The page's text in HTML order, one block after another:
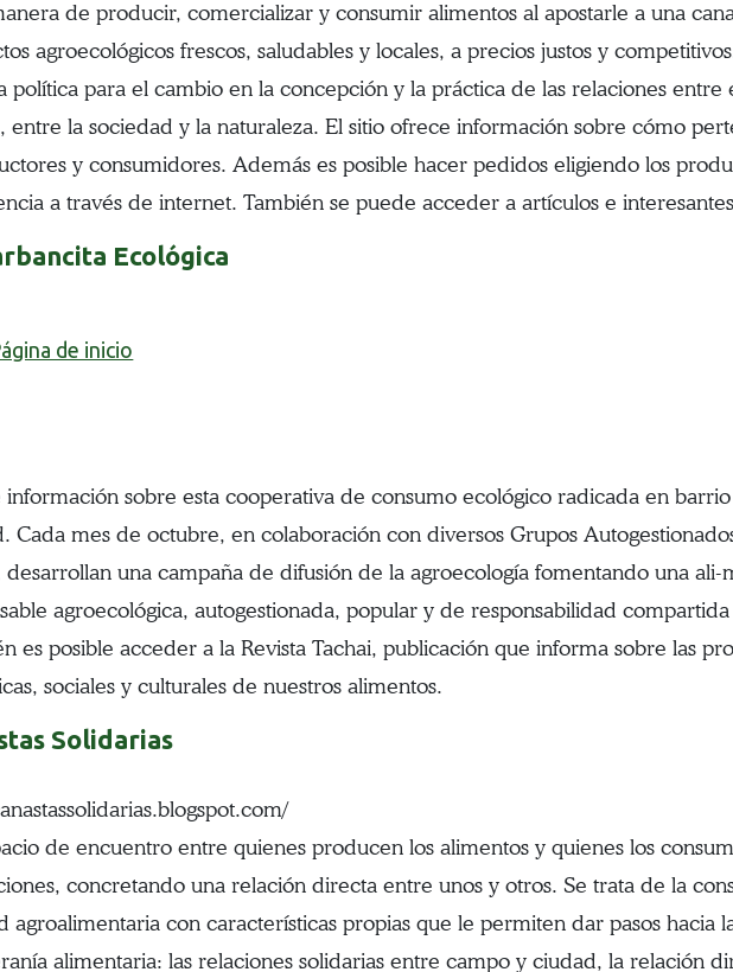
de producir, comercializar y consumir alimentos al apostarle a una
agroecológicos frescos, saludables y locales, a precios justos y
política para el cambio en la concepción y la práctica de las relaciones entre
entre la sociedad y la naturaleza. El sitio ofrece información sobre cómo
y consumidores. Además es posible hacer pedidos eligiendo los
a través de internet. También se puede acceder a artículos e
Ecológica
de inicio
información sobre esta cooperativa de consumo ecológico radicada en
Cada mes de octubre, en colaboración con diversos Grupos
desarrollan una campaña de difusión de la agroecología fomentando una ali-
agroecológica, autogestionada, popular y de responsabilidad
es posible acceder a la Revista Tachai, publicación que informa sobre las
sociales y culturales de nuestros alimentos.
Solidarias
de encuentro entre quienes producen los alimentos y quienes los
concretando una relación directa entre unos y otros. Se trata de la
agroalimentaria con características propias que le permiten dar pasos hacia
alimentaria: las relaciones solidarias entre campo y ciudad, la relación